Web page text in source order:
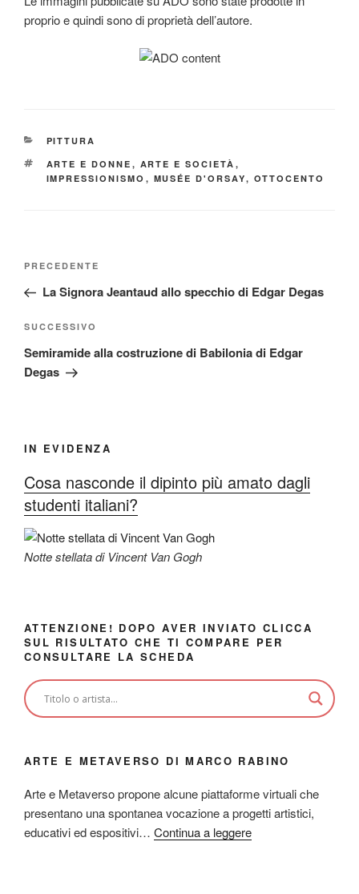
proprio e quindi sono di proprietà dell’autore.
CATEGORIE
PITTURA
TAG
ARTE E DONNE , ARTE E SOCIETÀ ,
IMPRESSIONISMO , MUSÉE D'ORSAY, OTTOCENTO
Navigazione
Articolo
precedente:
PRECEDENTE
La Signora Jeantaud allo specchio di Edgar Degas
Articolo
successivo
SUCCESSIVO
Semiramide alla costruzione di Babilonia di Edgar
Degas
IN EVIDENZA
Cosa nasconde il dipinto più amato dagli
studenti italiani?
Notte stellata di Vincent Van Gogh
ATTENZIONE! DOPO AVER INVIATO CLICCA
SUL RISULTATO CHE TI COMPARE PER
CONSULTARE LA SCHEDA
ARTE E METAVERSO DI MARCO RABINO
Arte e Metaverso propone alcune piattaforme virtuali che
presentano una spontanea vocazione a progetti artistici,
educativi ed espositivi… Continua a leggere